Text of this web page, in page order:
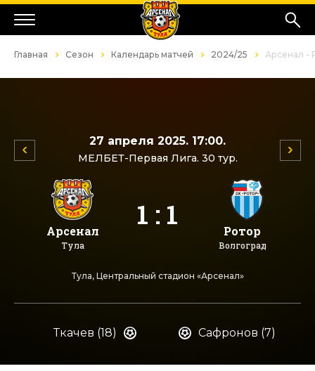
Главная Сезон Календарь матчей 2024/25 Арсенал -
27 апреля 2025. 17:00.
МЕЛБЕТ-Первая Лига. 30 тур.
Арсенал
Тула
1 : 1 Ротор
Волгоград
Тула, Центральный стадион «Арсенал»
Ткачев (18) Сафронов (7)